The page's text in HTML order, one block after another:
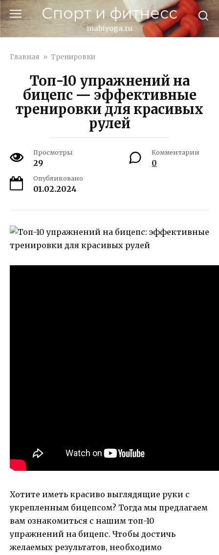
Перейти
к
контенту
Спорт и фитнесс
mabiyoga.ru
Главная » Тренировки
Топ-10 упражнений на
бицепс — эффективные
тренировки для красивых
рулей
Просмотры
29
Комментарии
0
Опубликовано
01.02.2024
Хотите иметь красиво выглядящие руки с
укрепленным бицепсом? Тогда мы предлагаем
вам ознакомиться с нашим топ-10
упражнений на бицепс. Чтобы достичь
желаемых результатов, необходимо